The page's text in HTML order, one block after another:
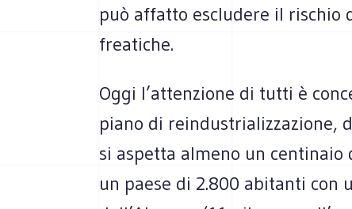
può affatto escludere il rischio
freatiche.
Oggi l’attenzione di tutti è
piano di reindustrializzazione,
si aspetta almeno un
un paese di 2.800 abitanti con